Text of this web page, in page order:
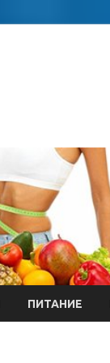
ПИТАНИЕ